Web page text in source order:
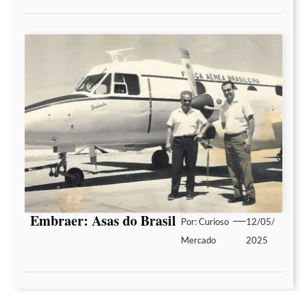
Embraer: Asas do Brasil Por:Curioso
Mercado
12/05/
2025